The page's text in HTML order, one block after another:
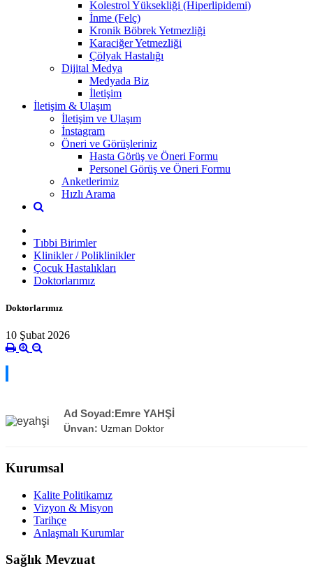
Kolestrol Yüksekliği (Hiperlipidemi)
İnme (Felç)
Kronik Böbrek Yetmezliği
Karaciğer Yetmezliği
Çölyak Hastalığı
Dijital Medya
Medyada Biz
İletişim
İletişim & Ulaşım
İletişim ve Ulaşım
İnstagram
Öneri ve Görüşleriniz
Hasta Görüş ve Öneri Formu
Personel Görüş ve Öneri Formu
Anketlerimiz
Hızlı Arama
Tıbbi Birimler
Klinikler / Poliklinikler
Çocuk Hastalıkları
Doktorlarımız
Doktorlarımız
10 Şubat 2026
Ad Soyad:Emre YAHŞİ
Ünvan: Uzman Doktor
Kurumsal
Kalite Politikamız
Vizyon & Misyon
Tarihçe
Anlaşmalı Kurumlar
Sağlık Mevzuat